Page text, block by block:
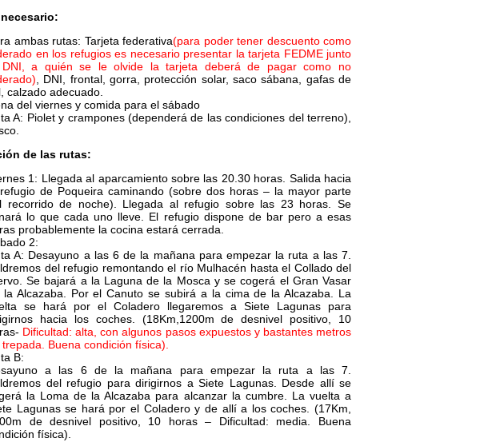
ambas rutas: Tarjeta federativa(para poder tener descuento como
en los refugios es necesario presentar la tarjeta FEDME junto
a quién se le olvide la tarjeta deberá de pagar como no
, DNI, frontal, gorra, protección solar, saco sábana, gafas de
calzado adecuado.
del viernes y comida para el sábado
A: Piolet y crampones (dependerá de las condiciones del terreno),
de las rutas:
1: Llegada al aparcamiento sobre las 20.30 horas. Salida hacia
de Poqueira caminando (sobre dos horas – la mayor parte
recorrido de noche). Llegada al refugio sobre las 23 horas. Se
lo que cada uno lleve. El refugio dispone de bar pero a esas
probablemente la cocina estará cerrada.
2:
A: Desayuno a las 6 de la mañana para empezar la ruta a las 7.
del refugio remontando el río Mulhacén hasta el Collado del
Se bajará a la Laguna de la Mosca y se cogerá el Gran Vasar
la Alcazaba. Por el Canuto se subirá a la cima de la Alcazaba. La
se hará por el Coladero llegaremos a Siete Lagunas para
hacia los coches. (18Km,1200m de desnivel positivo, 10
Dificultad: alta, con algunos pasos expuestos y bastantes metros
Buena condición física).
B:
a las 6 de la mañana para empezar la ruta a las 7.
del refugio para dirigirnos a Siete Lagunas. Desde allí se
la Loma de la Alcazaba para alcanzar la cumbre. La vuelta a
Lagunas se hará por el Coladero y de allí a los coches. (17Km,
de desnivel positivo, 10 horas – Dificultad: media. Buena
física).